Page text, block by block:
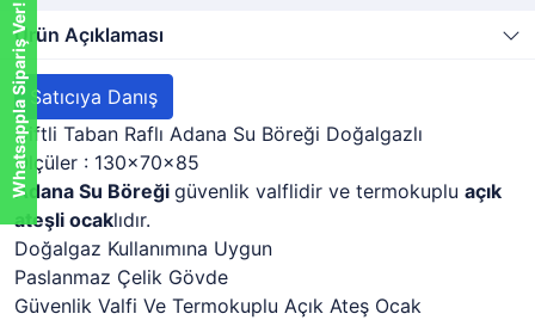
Ürün Açıklaması
Satıcıya Danış
Çiftli Taban Raflı Adana Su Böreği Doğalgazlı
Ölçüler : 130x70x85
Adana Su Böreği güvenlik valflidir ve termokuplu açık
ateşli ocaklıdır.
Doğalgaz Kullanımına Uygun
Paslanmaz Çelik Gövde
Güvenlik Valfi Ve Termokuplu Açık Ateş Ocak
Whatsappla Sipariş Ver!